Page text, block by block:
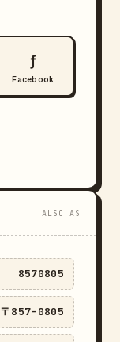
ƒ
Facebook
ALSO AS
8570805
〒857-0805